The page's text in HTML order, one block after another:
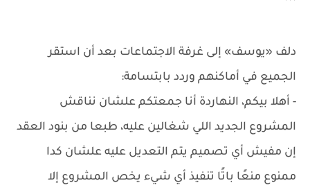
***
دلف «يوسف» إلى غرفة الاجتماعات بعد أن استقر
الجميع في أماكنهم وردد بابتسامة:
- أهلا بيكم، النهاردة أنا جمعتكم علشان نناقش
المشروع الجديد اللي شغالين عليه، طبعا من بنود العقد
إن مفيش أي تصميم يتم التعديل عليه علشان كدا
ممنوع منعًا باتًا تنفيذ أي شيء يخص المشروع إلا